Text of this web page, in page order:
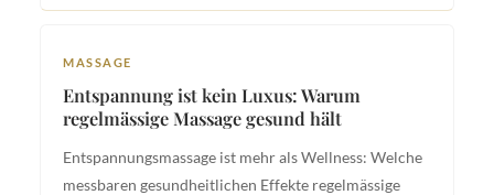
MASSAGE
Entspannung ist kein Luxus: Warum
regelmässige Massage gesund hält
Entspannungsmassage ist mehr als Wellness: Welche
messbaren gesundheitlichen Effekte regelmässige